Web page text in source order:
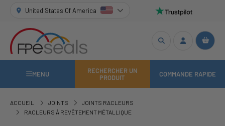
United States Of America
MENU
RECHERCHER UN
PRODUIT
COMMANDE RAPIDE
ACCUEIL JOINTS
JOINTS RACLEURS
RACLEURS À REVÊTEMENT MÉTALLIQUE